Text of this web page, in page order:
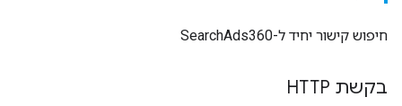
חיפוש קישור יחיד ל-SearchAds360
בקשת HTTP